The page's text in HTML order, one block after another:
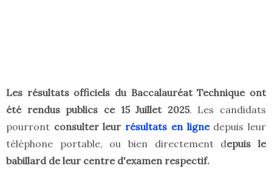
Les résultats officiels du BaccalauréatTechnique ont
été rendus publics ce 15 Juillet 2025. Les candidats
pourront consulter leur résultats en lignedepuis leur
téléphone portable, ou bien directement depuis le
babillard de leur centre d'examen respectif.